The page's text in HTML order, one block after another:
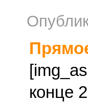
конце